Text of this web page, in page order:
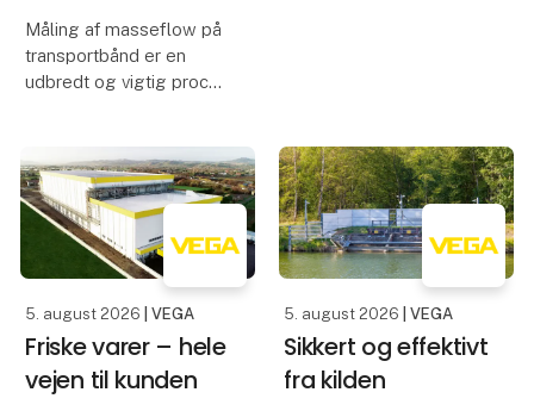
Måling af masseflow på
transportbånd er en
udbredt og vigtig proces
papirfabrikker og
kraftværker
transporteres materialer
eksempelvis ofte på
transportbånd samt sne
Callebaut er derimod må
5. august 2026 | VEGA
Friske varer – hele
vejen til kunden
5. august 2026 | VEGA
Sikkert og effektivt
fra kilden